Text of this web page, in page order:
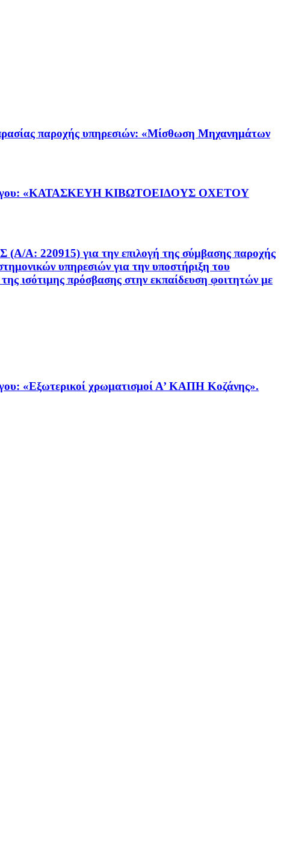
παροχής υπηρεσιών: «Μίσθωση Μηχανημάτων
«ΚΑΤΑΣΚΕΥΗ ΚΙΒΩΤΟΕΙΔΟΥΣ ΟΧΕΤΟΥ
220915) για την επιλογή της σύμβασης παροχής
υπηρεσιών για την υποστήριξη του
ισότιμης πρόσβασης στην εκπαίδευση φοιτητών με
χρωματισμοί Α’ ΚΑΠΗ Κοζάνης».